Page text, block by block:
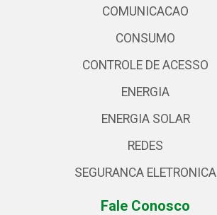
COMUNICACAO
CONSUMO
CONTROLE DE ACESSO
ENERGIA
ENERGIA SOLAR
REDES
SEGURANCA ELETRONICA
Fale Conosco